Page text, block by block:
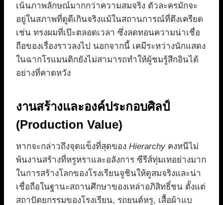
เน้นภาพลักษณ์มากกว่าความสมจริง ตัวละครมักจะ
อยู่ในสภาพที่ดูดีเกินจริงแม้ในสถานการณ์ที่ตึงเครียด
เช่น ทรงผมที่เป๊ะตลอดเวลา ซึ่งลดทอนความน่าเชื่อ
ถือของเรื่องราวลงไป นอกจากนี้ เคมีระหว่างนักแสดง
ในฉากโรแมนติกยังไม่สามารถทำให้ผู้ชมรู้สึกอินได้
อย่างที่คาดหวัง
งานสร้างและองค์ประกอบศิลป์
(Production Value)
หากจะกล่าวถึงจุดแข็งที่สุดของ Hierarchy คงหนีไม่
พ้นงานสร้างที่หรูหราและอลังการ ซีรีส์ทุ่มเทอย่างมาก
ในการสร้างโลกของโรงเรียนจูชินให้ดูสมจริงและน่า
เชื่อถือในฐานะสถานศึกษาของเหล่าอภิสิทธิ์ชน ตั้งแต่
สถาปัตยกรรมของโรงเรียน, รถยนต์หรู, เสื้อผ้าแบ